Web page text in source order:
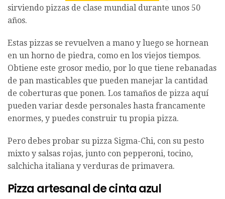
sirviendo pizzas de clase mundial durante unos 50
años.
Estas pizzas se revuelven a mano y luego se hornean
en un horno de piedra, como en los viejos tiempos.
Obtiene este grosor medio, por lo que tiene rebanadas
de pan masticables que pueden manejar la cantidad
de coberturas que ponen. Los tamaños de pizza aquí
pueden variar desde personales hasta francamente
enormes, y puedes construir tu propia pizza.
Pero debes probar su pizza Sigma-Chi, con su pesto
mixto y salsas rojas, junto con pepperoni, tocino,
salchicha italiana y verduras de primavera.
Pizza artesanal de cinta azul